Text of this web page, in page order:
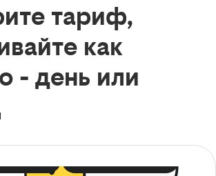
тариф,
как
- день или